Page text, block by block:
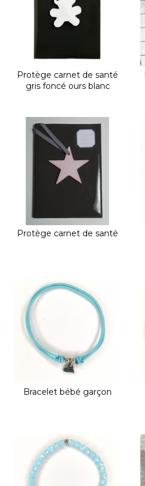
Protège carnet de santé
gris foncé ours blanc
Protège carnet de santé
Bracelet bébé garçon